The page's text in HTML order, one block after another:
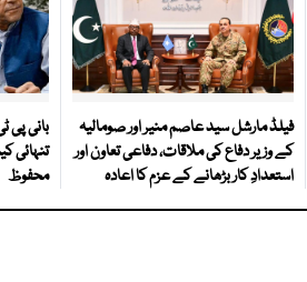
فیلڈ مارشل سید عاصم منیر اور صومالیہ
کے وزیر دفاع کی ملاقات، دفاعی تعاون اور
استعدادِ کار بڑھانے کے عزم کا اعادہ
بانی پی
تنہائی
محفوظ